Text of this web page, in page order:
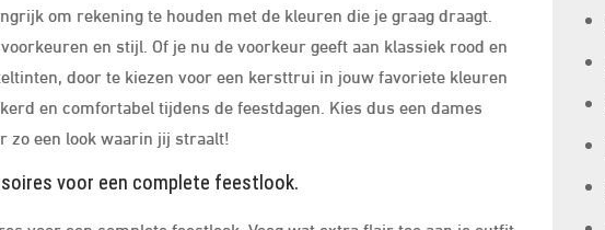
om rekening te houden met de kleuren die je graag draagt.
en stijl. Of je nu de voorkeur geeft aan klassiek rood en
door te kiezen voor een kersttrui in jouw favoriete kleuren
en comfortabel tijdens de feestdagen. Kies dus een dames
zo een look waarin jij straalt!
voor een complete feestlook.